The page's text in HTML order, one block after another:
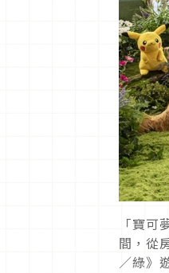
「寶
間，從
／綠》